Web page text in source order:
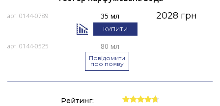
арт. 0144-0789 35 мл 2028 грн
КУПИТИ
арт. 0144-0525 80 мл
Повідомити
про появу
Рейтинг: